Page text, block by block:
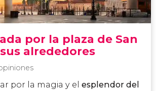
por la plaza de San
alrededores
por la magia y el esplendor del